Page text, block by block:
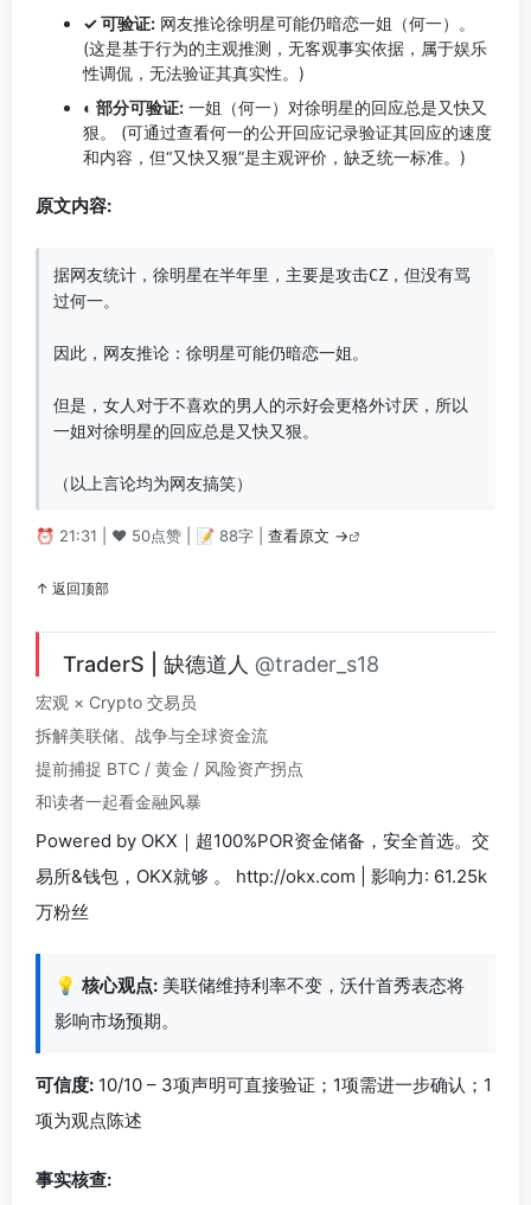
✓ 可验证: 网友推论徐明星可能仍暗恋一姐（何一）。
(这是基于行为的主观推测，无客观事实依据，属于娱乐
性调侃，无法验证其真实性。)
◐ 部分可验证: 一姐（何一）对徐明星的回应总是又快又
狠。 (可通过查看何一的公开回应记录验证其回应的速度
和内容，但“又快又狠”是主观评价，缺乏统一标准。)
原文内容:
据网友统计，徐明星在半年里，主要是攻击CZ，但没有骂
过何一。
因此，网友推论：徐明星可能仍暗恋一姐。
但是，女人对于不喜欢的男人的示好会更格外讨厌，所以
一姐对徐明星的回应总是又快又狠。
（以上言论均为网友搞笑）
⏰ 21:31 | ❤️ 50点赞 | 📝 88字 | 查看原文 →
↑ 返回顶部
TraderS | 缺德道人 @trader_s18
宏观 × Crypto 交易员
拆解美联储、战争与全球资金流
提前捕捉 BTC / 黄金 / 风险资产拐点
和读者一起看金融风暴
Powered by OKX｜超100%POR资金储备，安全首选。交
易所&钱包，OKX就够 。 http://okx.com | 影响力: 61.25k
万粉丝
💡 核心观点: 美联储维持利率不变，沃什首秀表态将
影响市场预期。
可信度: 10/10 – 3项声明可直接验证；1项需进一步确认；1
项为观点陈述
事实核查: